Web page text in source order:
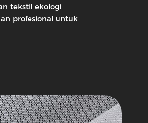
tekstil ekologi
profesional untuk